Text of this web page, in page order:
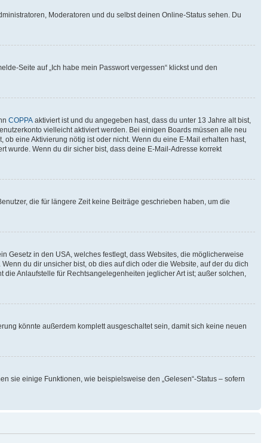
Moderatoren und du selbst deinen Online-Status sehen. Du
Seite auf „Ich habe mein Passwort vergessen“ klickst und den
COPPA aktiviert ist und du angegeben hast, dass du unter 13 Jahre alt bist,
vielleicht aktiviert werden. Bei einigen Boards müssen alle neu
eine Aktivierung nötig ist oder nicht. Wenn du eine E-Mail erhalten hast,
wurde. Wenn du dir sicher bist, dass deine E-Mail-Adresse korrekt
die für längere Zeit keine Beiträge geschrieben haben, um die
Gesetz in den USA, welches festlegt, dass Websites, die möglicherweise
du dir unsicher bist, ob dies auf dich oder die Website, auf der du dich
Anlaufstelle für Rechtsangelegenheiten jeglicher Art ist; außer solchen,
könnte außerdem komplett ausgeschaltet sein, damit sich keine neuen
sie einige Funktionen, wie beispielsweise den „Gelesen“-Status – sofern